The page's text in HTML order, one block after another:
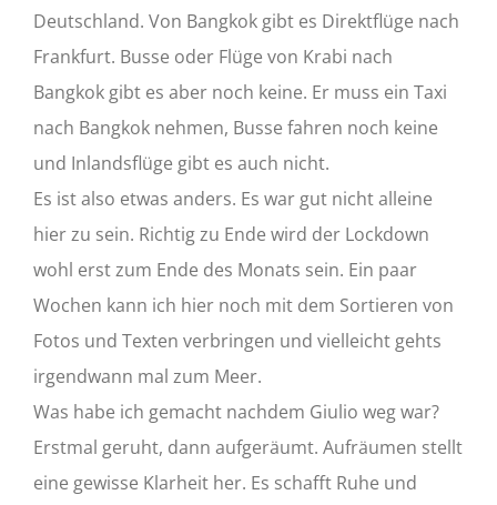
Deutschland. Von Bangkok gibt es Direktflüge nach
Frankfurt. Busse oder Flüge von Krabi nach
Bangkok gibt es aber noch keine. Er muss ein Taxi
nach Bangkok nehmen, Busse fahren noch keine
und Inlandsflüge gibt es auch nicht.
Es ist also etwas anders. Es war gut nicht alleine
hier zu sein. Richtig zu Ende wird der Lockdown
wohl erst zum Ende des Monats sein. Ein paar
Wochen kann ich hier noch mit dem Sortieren von
Fotos und Texten verbringen und vielleicht gehts
irgendwann mal zum Meer.
Was habe ich gemacht nachdem Giulio weg war?
Erstmal geruht, dann aufgeräumt. Aufräumen stellt
eine gewisse Klarheit her. Es schafft Ruhe und